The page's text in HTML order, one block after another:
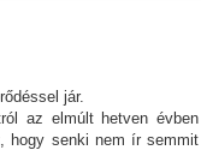
jár.
az elmúlt hetven évben
hogy senki nem ír semmit